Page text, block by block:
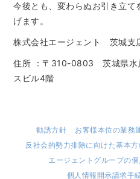
今後とも、変わらぬお引き立て
げます。
株式会社エージェント 茨城支
住所 ：〒310-0803 茨城県
スビル4階
勧誘方針 お客様本位の業務
反社会的勢力排除に向けた基本方
エージェントグループの
個人情報開示請求手